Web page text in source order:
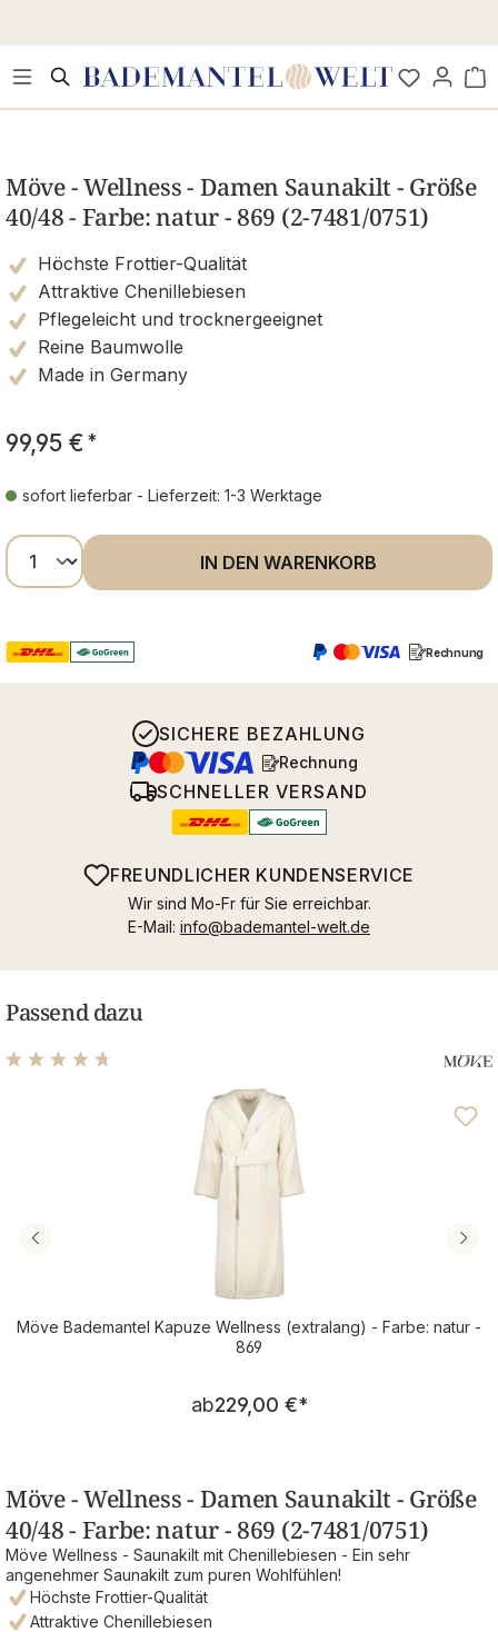
Möve - Wellness - Damen Saunakilt - Größe
40/48 - Farbe: natur - 869 (2-7481/0751)
Höchste Frottier-Qualität
Attraktive Chenillebiesen
Pflegeleicht und trocknergeeignet
Reine Baumwolle
Made in Germany
99,95 € *
sofort lieferbar - Lieferzeit: 1-3 Werktage
Produkt Anzahl: Gib den gewünschten
IN DEN WARENKORB
Rechnung
SICHERE BEZAHLUNG
Rechnung
SCHNELLER VERSAND
FREUNDLICHER KUNDENSERVICE
Wir sind Mo-Fr für Sie erreichbar.
E-Mail: info@bademantel-welt.de
Passend dazu
Durchschnittliche Bewertung von 4.72 von 5 Sternen
Möve Bademantel Kapuze Wellness (extralang) - Farbe: natur -
869
Regulärer Preis:
ab229,00 €*
Möve - Wellness - Damen Saunakilt - Größe
40/48 - Farbe: natur - 869 (2-7481/0751)
Möve Wellness - Saunakilt mit Chenillebiesen - Ein sehr
angenehmer Saunakilt zum puren Wohlfühlen!
Höchste Frottier-Qualität
Attraktive Chenillebiesen